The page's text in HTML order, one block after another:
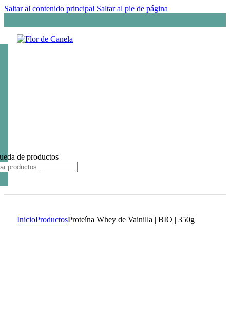
Saltar al contenido principal Saltar al pie de página
de productos
InicioProductosProteína Whey de Vainilla | BIO | 350g